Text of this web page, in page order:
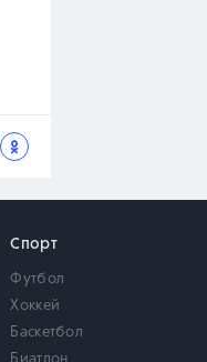
Спорт
Футбол
Хоккей
Баскетбол